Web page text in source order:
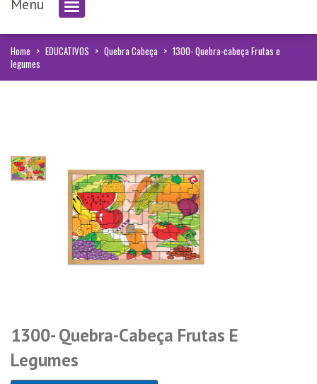
Menu
Home > EDUCATIVOS > Quebra Cabeça > 1300- Quebra-cabeça Frutas e
legumes
1300- Quebra-Cabeça Frutas E
Legumes